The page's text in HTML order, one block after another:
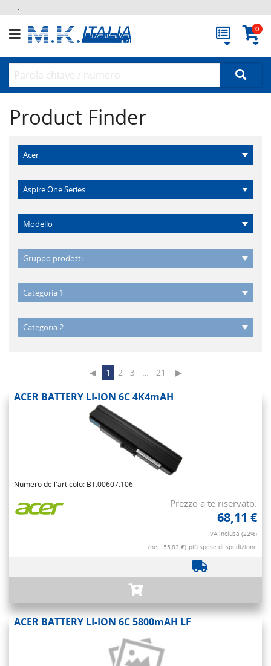
.
0
Product Finder
◀ 1 2 3 … 21 ▶
ACER BATTERY LI-ION 6C 4K4mAH
Numero dell'articolo: BT.00607.106
Prezzo a te riservato:
68,11 €
IVA inclusa (22%)
(net. 55,83 €) più spese di spedizione
ACER BATTERY LI-ION 6C 5800mAH LF